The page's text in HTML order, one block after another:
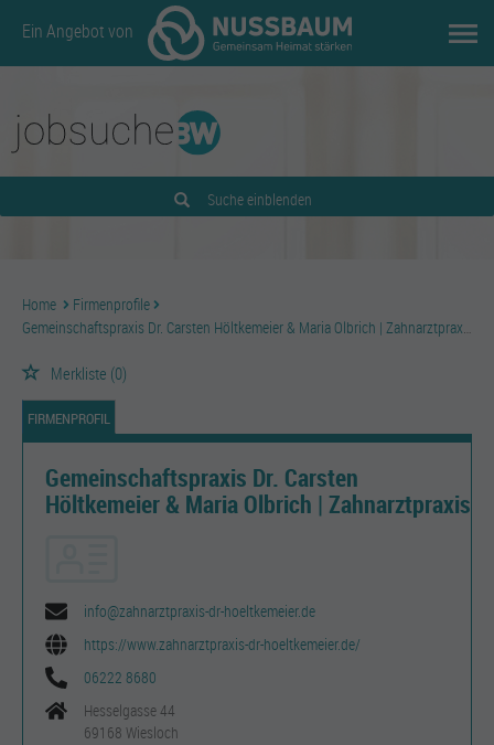
Ein Angebot von
Suche einblenden
Home
Firmenprofile
Gemeinschaftspraxis Dr. Carsten Höltkemeier & Maria Olbrich | Zahnarztpraxis
Merkliste (0)
FIRMENPROFIL
Gemeinschaftspraxis Dr. Carsten
Höltkemeier & Maria Olbrich | Zahnarztpraxis
info@zahnarztpraxis-dr-hoeltkemeier.de
https://www.zahnarztpraxis-dr-hoeltkemeier.de/
06222 8680
Hesselgasse 44
69168 Wiesloch